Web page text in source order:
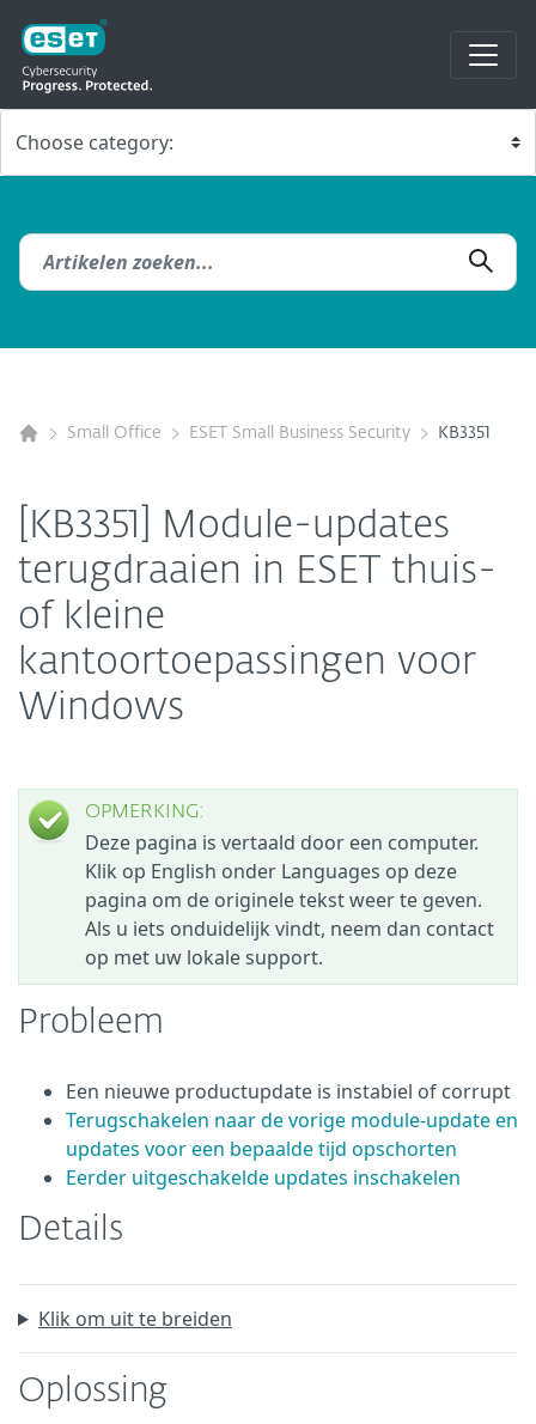
Small Office ESET Small Business Security KB3351
[KB3351] Module-updates
terugdraaien in ESET thuis-
of kleine
kantoortoepassingen voor
Windows
OPMERKING:
Deze pagina is vertaald door een computer.
Klik op English onder Languages op deze
pagina om de originele tekst weer te geven.
Als u iets onduidelijk vindt, neem dan contact
op met uw lokale support.
Probleem
Een nieuwe productupdate is instabiel of corrupt
Terugschakelen naar de vorige module-update en
updates voor een bepaalde tijd opschorten
Eerder uitgeschakelde updates inschakelen
Details
Klik om uit te breiden
Oplossing